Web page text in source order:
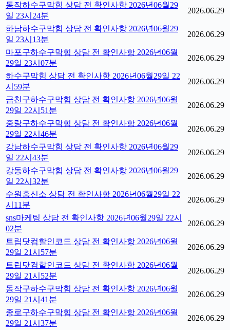
동작하수구막힘 상담 전 확인사항 2026년06월29
일 23시24분
2026.06.29
하남하수구막힘 상담 전 확인사항 2026년06월29
일 23시13분
2026.06.29
마포구하수구막힘 상담 전 확인사항 2026년06월
29일 23시07분
2026.06.29
하수구막힘 상담 전 확인사항 2026년06월29일 22
시59분
2026.06.29
금천구하수구막힘 상담 전 확인사항 2026년06월
29일 22시51분
2026.06.29
중랑구하수구막힘 상담 전 확인사항 2026년06월
29일 22시46분
2026.06.29
강남하수구막힘 상담 전 확인사항 2026년06월29
일 22시43분
2026.06.29
강동하수구막힘 상담 전 확인사항 2026년06월29
일 22시32분
2026.06.29
수원흥신소 상담 전 확인사항 2026년06월29일 22
시11분
2026.06.29
sns마케팅 상담 전 확인사항 2026년06월29일 22시
02분
2026.06.29
트립닷컴할인코드 상담 전 확인사항 2026년06월
29일 21시57분
2026.06.29
트립닷컴할인코드 상담 전 확인사항 2026년06월
29일 21시52분
2026.06.29
동작구하수구막힘 상담 전 확인사항 2026년06월
29일 21시41분
2026.06.29
종로구하수구막힘 상담 전 확인사항 2026년06월
29일 21시37분
2026.06.29